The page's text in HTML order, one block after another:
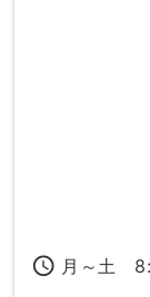
access_time 月～土